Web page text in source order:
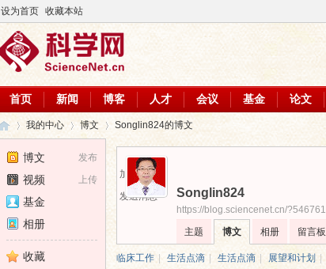
设为首页 收藏本站
首页 新闻 博客 人才 会议 基金 论文
›
我的中心 博文 Songlin824的博文
加为好友
发送消息
Songlin824
https://blog.sciencenet.cn/?546761
主题
博文 相册 留言板
临床工作 生活点滴 | 生活点滴 展望和计划 |
发布
博文
上传
视频
基金
相册
收藏